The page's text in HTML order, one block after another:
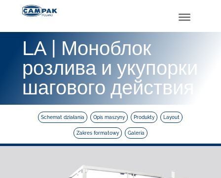
LA | Моноблок
розлива и укупорки
шагового действия
Schemat działania Opis maszyny Produkty Layout
Zakres formatowy Galeria